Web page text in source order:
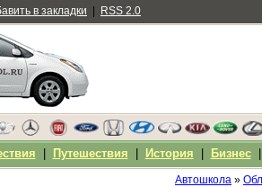
Автошкола »
в закладки RSS 2.0
Путешествия История Бизнес